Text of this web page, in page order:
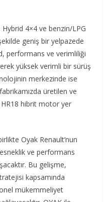
4×4 ve benzin/LPG
geniş bir yelpazede
performans ve verimliliği
yüksek verimli bir sürüş
merkezinde ise
üretilen ve
HR18 hibrit motor yer
Oyak Renault’nun
ve performans
Bu gelişme,
kapsamında
mükemmeliyet